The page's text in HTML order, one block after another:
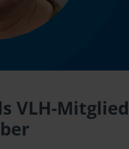
VLH-Mitglied